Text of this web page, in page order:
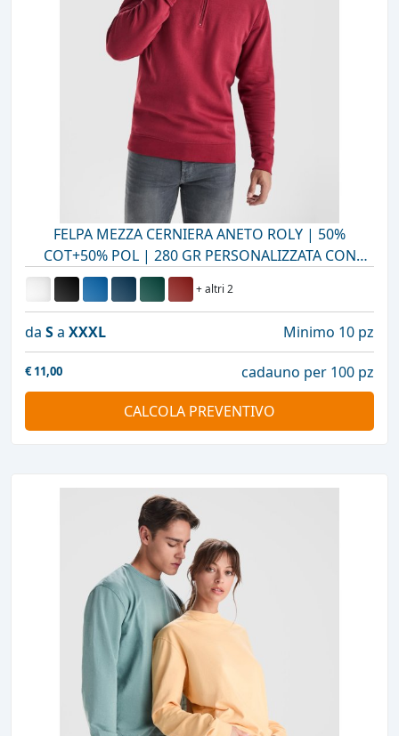
FELPA MEZZA CERNIERA ANETO ROLY | 50%
COT+50% POL | 280 GR PERSONALIZZATA CON
STAMPA O RICAMO
+ altri 2
da Sa XXXL Minimo 10 pz
€ 11,00
cadauno per 100 pz
CALCOLA PREVENTIVO